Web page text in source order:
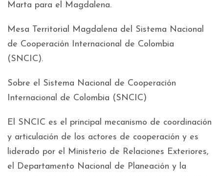
Marta para el Magdalena.
Mesa Territorial Magdalena del Sistema Nacional
de Cooperación Internacional de Colombia
(SNCIC).
Sobre el Sistema Nacional de Cooperación
Internacional de Colombia (SNCIC)
El SNCIC es el principal mecanismo de coordinación
y articulación de los actores de cooperación y es
liderado por el Ministerio de Relaciones Exteriores,
el Departamento Nacional de Planeación y la